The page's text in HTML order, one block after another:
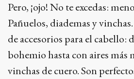
Pero, ¡ojo! No te excedas:
Pañuelos, diademas y
de accesorios para el cabello:
bohemio hasta con aires más
vinchas de cuero. Son